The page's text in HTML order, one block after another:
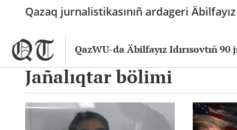
QazWU-da Äbilfayız Idırısovtıñ 90
Qazaq jurnalistikasınıñ ardageri
Jañalıqtar bölimi